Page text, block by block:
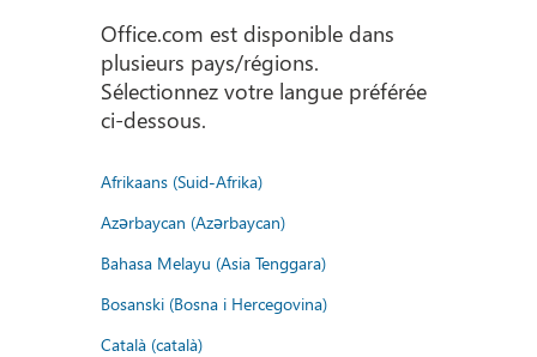
Office.com est disponible dans
plusieurs pays/régions.
Sélectionnez votre langue préférée
ci-dessous.
Afrikaans (Suid-Afrika)
Azərbaycan (Azərbaycan)
Bahasa Melayu (Asia Tenggara)
Bosanski (Bosna i Hercegovina)
Català (català)